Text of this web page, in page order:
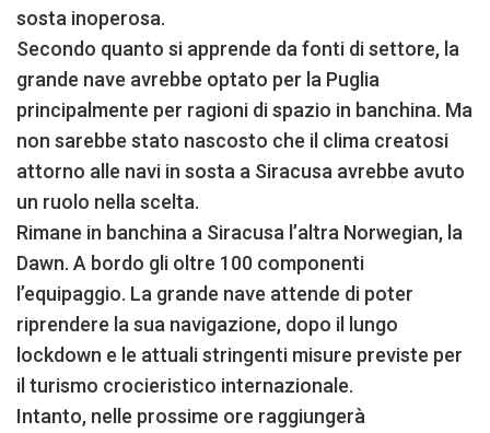
sosta inoperosa.
Secondo quanto si apprende da fonti di settore, la
grande nave avrebbe optato per la Puglia
principalmente per ragioni di spazio in banchina. Ma
non sarebbe stato nascosto che il clima creatosi
attorno alle navi in sosta a Siracusa avrebbe avuto
un ruolo nella scelta.
Rimane in banchina a Siracusa l’altra Norwegian, la
Dawn. A bordo gli oltre 100 componenti
l’equipaggio. La grande nave attende di poter
riprendere la sua navigazione, dopo il lungo
lockdown e le attuali stringenti misure previste per
il turismo crocieristico internazionale.
Intanto, nelle prossime ore raggiungerà